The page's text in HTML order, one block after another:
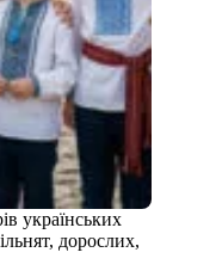
українських
дорослих,